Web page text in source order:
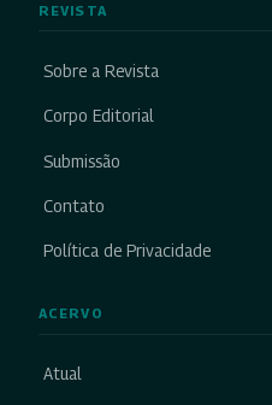
REVISTA
Sobre a Revista
Corpo Editorial
Submissão
Contato
Política de Privacidade
ACERVO
Atual